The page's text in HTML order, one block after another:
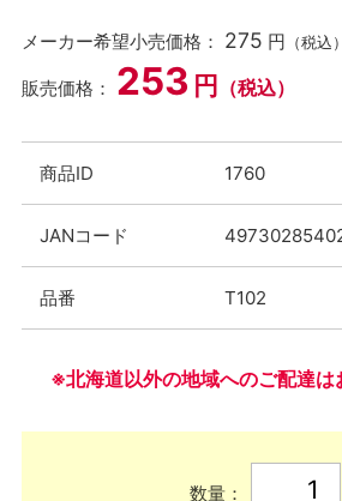
メーカー希望小売価格： 275 円 （税込）
販売価格： 253 円 （税込）
商品ID 1760
JANコード
品番 T102
※北海道以外の地域へのご配達は
数量：